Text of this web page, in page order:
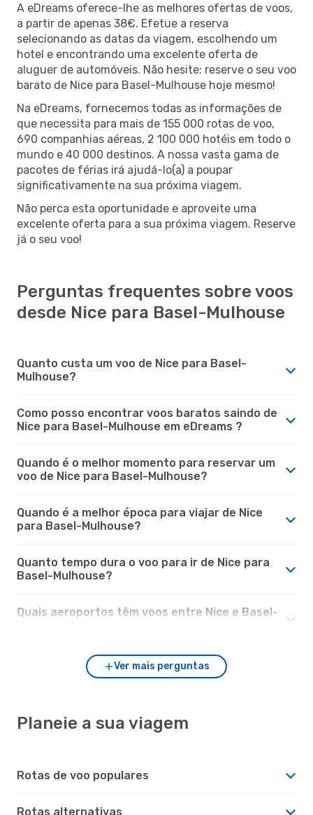
A eDreams oferece-lhe as melhores ofertas de voos,
a partir de apenas 38€. Efetue a reserva
selecionando as datas da viagem, escolhendo um
hotel e encontrando uma excelente oferta de
aluguer de automóveis. Não hesite: reserve o seu voo
barato de Nice para Basel-Mulhouse hoje mesmo!
Na eDreams, fornecemos todas as informações de
que necessita para mais de 155 000 rotas de voo,
690 companhias aéreas, 2 100 000 hotéis em todo o
mundo e 40 000 destinos. A nossa vasta gama de
pacotes de férias irá ajudá-lo(a) a poupar
significativamente na sua próxima viagem.
Não perca esta oportunidade e aproveite uma
excelente oferta para a sua próxima viagem. Reserve
já o seu voo!
Perguntas frequentes sobre voos
desde Nice para Basel-Mulhouse
Quanto custa um voo de Nice para Basel-
Mulhouse?
Como posso encontrar voos baratos saindo de
Nice para Basel-Mulhouse em eDreams ?
Quando é o melhor momento para reservar um
voo de Nice para Basel-Mulhouse?
Quando é a melhor época para viajar de Nice
para Basel-Mulhouse?
Quanto tempo dura o voo para ir de Nice para
Basel-Mulhouse?
Quais aeroportos têm voos entre Nice e Basel-
Ver mais perguntas
Planeie a sua viagem
Rotas de voo populares
Rotas alternativas